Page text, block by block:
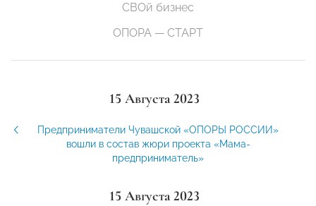
СВОй бизнес
ОПОРА — СТАРТ
15 Августа 2023
Предприниматели Чувашской «ОПОРЫ РОССИИ»
вошли в состав жюри проекта «Мама-
предприниматель»
15 Августа 2023